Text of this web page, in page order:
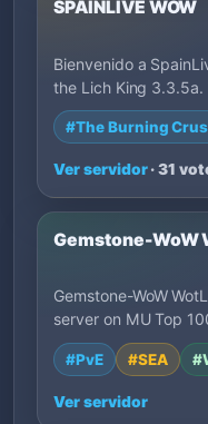
SPAINLIVE WOW
Bienvenido a
the Lich King
#The Burning
Ver servidor· 31
Gemstone-WoW
Gemstone-WoW
server on MU Top
#PvE #SEA
Ver servidor